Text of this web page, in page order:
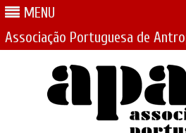
MENU
Associação Portuguesa de